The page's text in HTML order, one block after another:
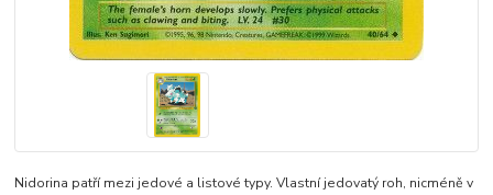
Nidorina patří mezi jedové a listové typy. Vlastní jedovatý roh, nicméně v